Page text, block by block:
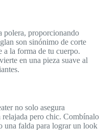
polera, proporcionando
son sinónimo de corte
a la forma de tu cuerpo.
en una pieza suave al
no solo asegura
pero chic. Combínalo
una falda para lograr un look